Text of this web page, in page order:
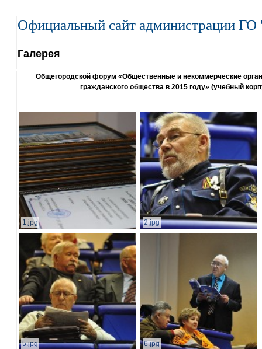
Официальный сайт администрации ГО
Галерея
Общегородской форум «Общественные и некоммерческие
гражданского общества в 2015 году» (учебный
1.jpg 2.jpg
5.jpg 6.jpg